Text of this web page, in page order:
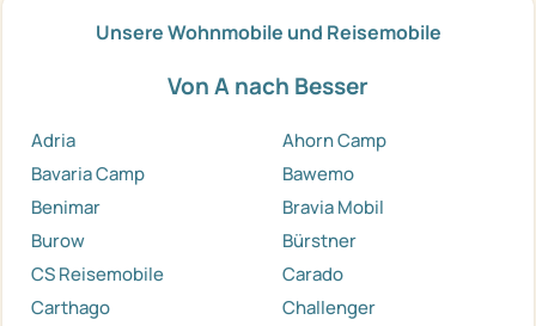
Unsere Wohnmobile und Reisemobile
Von A nach Besser
Adria
Ahorn Camp
Bavaria Camp
Bawemo
Benimar
Bravia Mobil
Burow
Bürstner
CS Reisemobile
Carado
Carthago
Challenger